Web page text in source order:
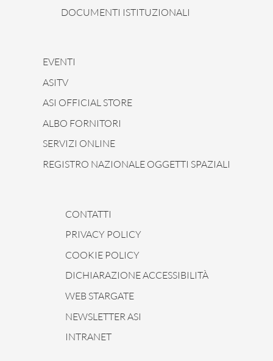
DOCUMENTI ISTITUZIONALI
EVENTI
ASITV
ASI OFFICIAL STORE
ALBO FORNITORI
SERVIZI ONLINE
REGISTRO NAZIONALE OGGETTI SPAZIALI
CONTATTI
PRIVACY POLICY
COOKIE POLICY
DICHIARAZIONE ACCESSIBILITÀ
WEB STARGATE
NEWSLETTER ASI
INTRANET